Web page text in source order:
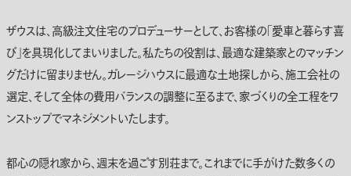
ザウスは、高級注文住宅のプロデューサーとして、お客様の「愛車と暮らす喜
び」を具現化してまいりました。私たちの役割は、最適な建築家とのマッチン
グだけに留まりません。ガレージハウスに最適な土地探しから、施工会社の
選定、そして全体の費用バランスの調整に至るまで、家づくりの全工程をワ
ンストップでマネジメントいたします。
都心の隠れ家から、週末を過ごす別荘まで。これまでに手がけた数多くの